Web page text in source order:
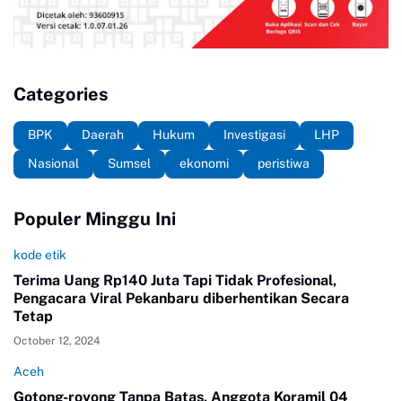
Categories
BPK Daerah Hukum Investigasi
LHP
Nasional
Sumsel ekonomi peristiwa
Populer Minggu Ini
kode etik
Terima Uang Rp140 Juta Tapi Tidak Profesional,
Pengacara Viral Pekanbaru diberhentikan Secara
Tetap
October 12, 2024
Aceh
Gotong-royong Tanpa Batas, Anggota Koramil 04